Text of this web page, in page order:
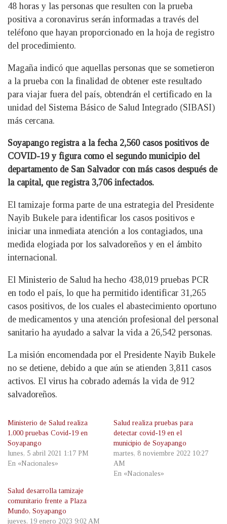
48 horas y las personas que resulten con la prueba
positiva a coronavirus serán informadas a través del
teléfono que hayan proporcionado en la hoja de registro
del procedimiento.
Magaña indicó que aquellas personas que se sometieron
a la prueba con la finalidad de obtener este resultado
para viajar fuera del país, obtendrán el certificado en la
unidad del Sistema Básico de Salud Integrado (SIBASI)
más cercana.
Soyapango registra a la fecha 2,560 casos positivos de
COVID-19 y figura como el segundo municipio del
departamento de San Salvador con más casos después de
la capital, que registra 3,706 infectados.
El tamizaje forma parte de una estrategia del Presidente
Nayib Bukele para identificar los casos positivos e
iniciar una inmediata atención a los contagiados, una
medida elogiada por los salvadoreños y en el ámbito
internacional.
El Ministerio de Salud ha hecho 438,019 pruebas PCR
en todo el país, lo que ha permitido identificar 31,265
casos positivos, de los cuales el abastecimiento oportuno
de medicamentos y una atención profesional del personal
sanitario ha ayudado a salvar la vida a 26,542 personas.
La misión encomendada por el Presidente Nayib Bukele
no se detiene, debido a que aún se atienden 3,811 casos
activos. El virus ha cobrado además la vida de 912
salvadoreños.
Ministerio de Salud realiza
1,000 pruebas Covid-19 en
Soyapango
lunes, 5 abril 2021 1:17 PM
En «Nacionales»
Salud realiza pruebas para
detectar covid-19 en el
municipio de Soyapango
martes, 8 noviembre 2022 10:27
AM
En «Nacionales»
Salud desarrolla tamizaje
comunitario frente a Plaza
Mundo, Soyapango
jueves, 19 enero 2023 9:02 AM